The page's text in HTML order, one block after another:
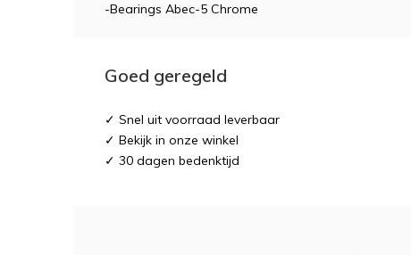
-Bearings Abec-5 Chrome
Goed geregeld
✓ Snel uit voorraad leverbaar
✓ Bekijk in onze winkel
✓ 30 dagen bedenktijd